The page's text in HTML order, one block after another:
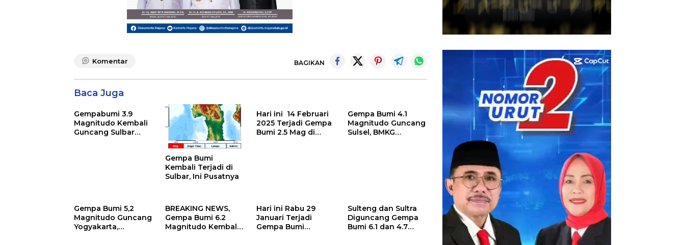
Komentar BAGIKAN
Baca Juga
Gempabumi 3.9
Magnitudo Kembali
Guncang Sulbar
Gempa Bumi
Kembali Terjadi di
Sulbar, Ini Pusatnya
Hari ini 14 Februari
2025 Terjadi Gempa
Bumi 2.5 Mag di
Gempa Bumi 4.1
Magnitudo Guncang
Sulsel, BMKG
Gempa Bumi 5,2
Magnitudo Guncang
Yogyakarta,
BREAKING NEWS,
Gempa Bumi 6.2
Magnitudo Kembali
Hari ini Rabu 29
Januari Terjadi
Gempa Bumi
Sulteng dan Sultra
Diguncang Gempa
Bumi 6.1 dan 4.7
Pemutar